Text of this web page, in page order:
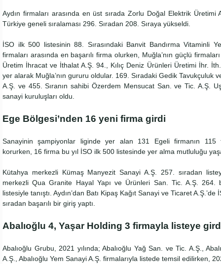
Aydın firmaları arasında en üst sırada Zorlu Doğal Elektrik Üretimi
Türkiye geneli sıralaması 296. Sıradan 208. Sıraya yükseldi.
İSO ilk 500 listesinin 88. Sırasındaki Banvit Bandırma Vitaminli
firmaları arasında en başarılı firma olurken, Muğla’nın güçlü
Üretim İhracat ve İthalat A.Ş. 94., Kılıç Deniz Ürünleri Üretimi İhr.
yer alarak Muğla’nın gururu oldular. 169. Sıradaki Gedik Tavukçuluk
A.Ş. ve 455. Sıranın sahibi Özerdem Mensucat San. ve Tic. A.Ş.
sanayi kuruluşları oldu.
Ege Bölgesi’nden 16 yeni firma girdi
Sanayinin şampiyonlar liginde yer alan 131 Egeli firmanın 115
korurken, 16 firma bu yıl İSO ilk 500 listesinde yer alma mutluluğu
Kütahya merkezli Kümaş Manyezit Sanayi A.Ş. 257. sıradan
merkezli Qua Granite Hayal Yapı ve Ürünleri San. Tic. A.Ş. 264.
listesiyle tanıştı. Aydın’dan Batı Kipaş Kağıt Sanayi ve Ticaret
sıradan başarılı bir giriş yaptı.
Abalıoğlu 4, Yaşar Holding 3 firmayla listeye
Abalıoğlu Grubu, 2021 yılında; Abalıoğlu Yağ San. ve Tic. A.Ş.,
A.Ş., Abalıoğlu Yem Sanayi A.Ş. firmalarıyla listede temsil edilirken,